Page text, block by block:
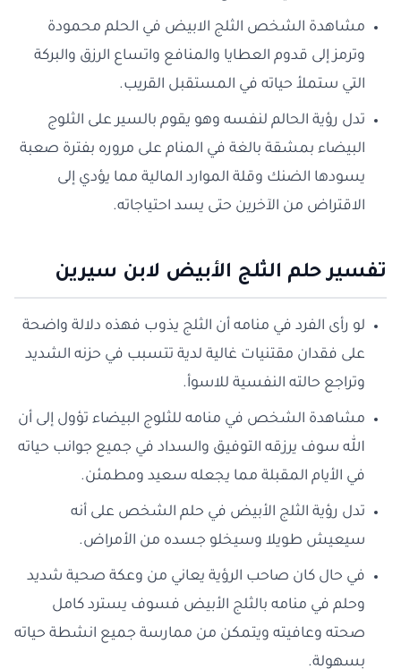
مشاهدة الشخص الثلج الابيض في الحلم محمودة
وترمز إلى قدوم العطايا والمنافع واتساع الرزق والبركة
التي ستملأ حياته في المستقبل القريب.
تدل رؤية الحالم لنفسه وهو يقوم بالسير على الثلوج
البيضاء بمشقة بالغة في المنام على مروره بفترة صعبة
يسودها الضنك وقلة الموارد المالية مما يؤدي إلى
الاقتراض من الآخرين حتى يسد احتياجاته.
تفسير حلم الثلج الأبيض لابن سيرين
لو رأى الفرد في منامه أن الثلج يذوب فهذه دلالة واضحة
على فقدان مقتنيات غالية لدية تتسبب في حزنه الشديد
وتراجع حالته النفسية للاسوأ.
مشاهدة الشخص في منامه للثلوج البيضاء تؤول إلى أن
الله سوف يرزقه التوفيق والسداد في جميع جوانب حياته
في الأيام المقبلة مما يجعله سعيد ومطمئن.
تدل رؤية الثلج الأبيض في حلم الشخص على أنه
سيعيش طويلا وسيخلو جسده من الأمراض.
في حال كان صاحب الرؤية يعاني من وعكة صحية شديد
وحلم في منامه بالثلج الأبيض فسوف يسترد كامل
صحته وعافيته ويتمكن من ممارسة جميع انشطة حياته
بسهولة.